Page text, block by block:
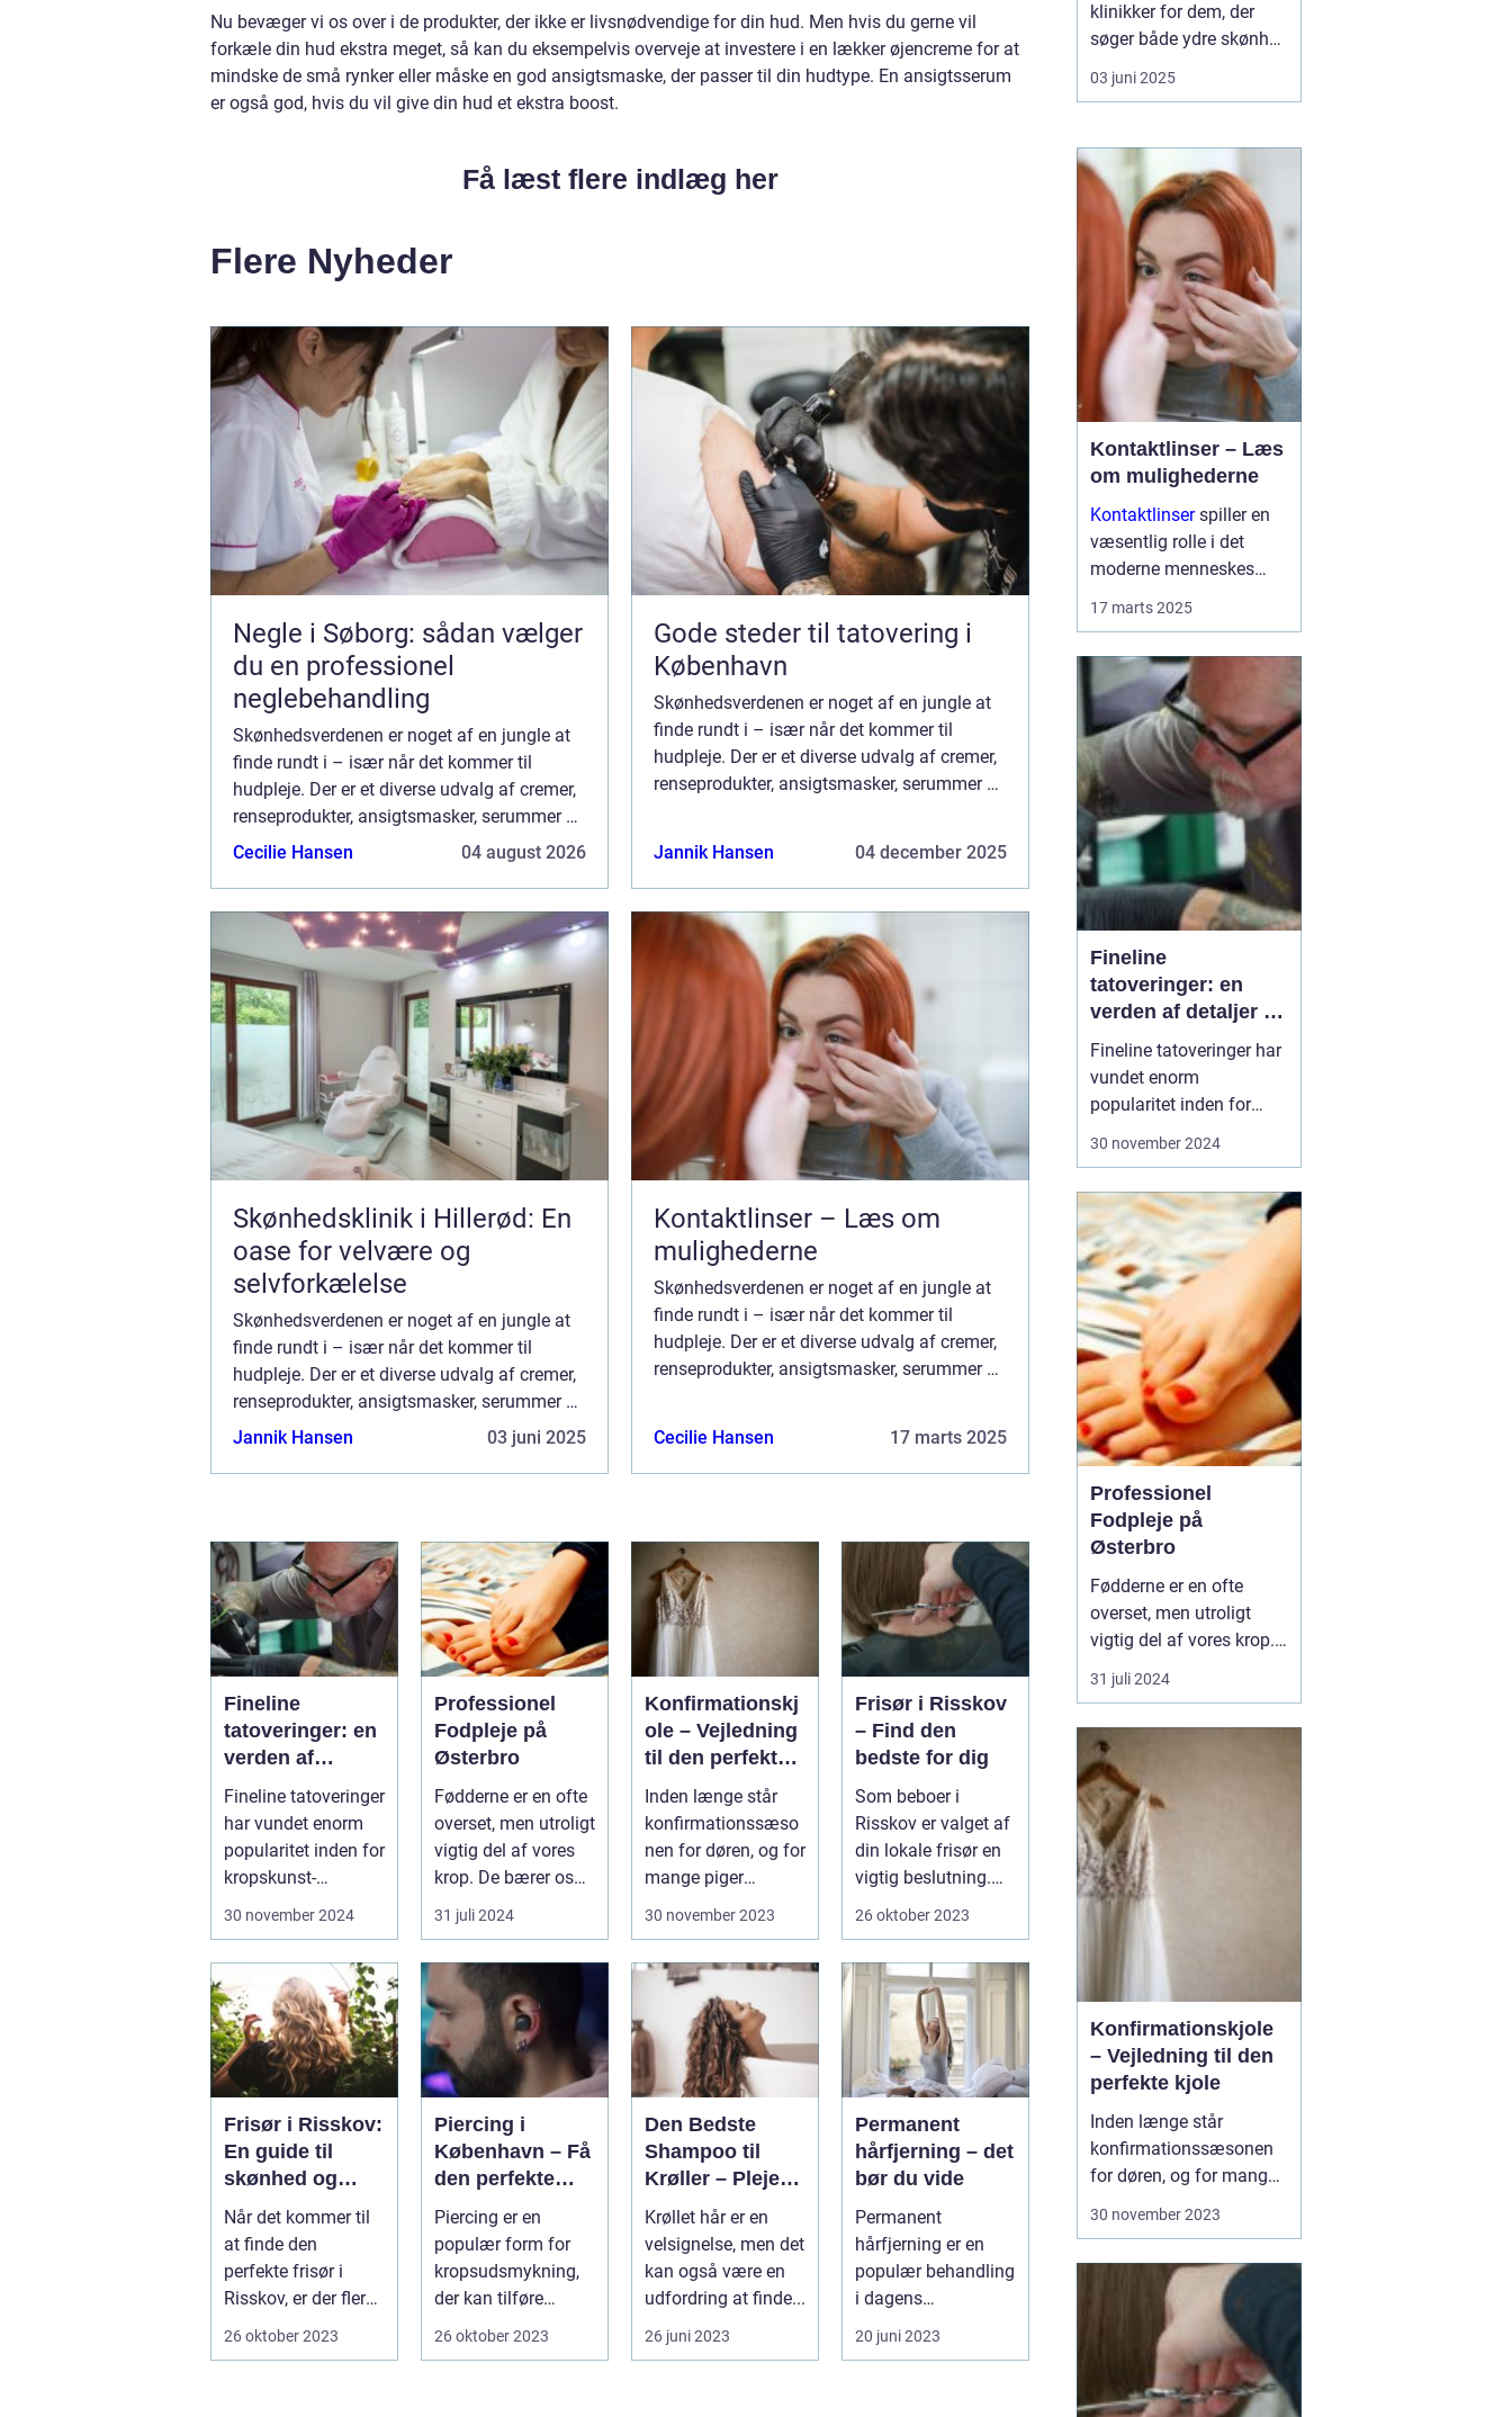
Nu bevæger vi os over i de produkter, der ikke er livsnødvendige for din hud. Men hvis du gerne vil
forkæle din hud ekstra meget, så kan du eksempelvis overveje at investere i en lækker øjencreme for at
mindske de små rynker eller måske en god ansigtsmaske, der passer til din hudtype. En ansigtsserum
er også god, hvis du vil give din hud et ekstra boost.
Få læst flere indlæg her
Flere Nyheder
Negle i Søborg: sådan vælger
du en professionel
neglebehandling
Skønhedsverdenen er noget af en jungle at
finde rundt i – især når det kommer til
hudpleje. Der er et diverse udvalg af cremer,
renseprodukter, ansigtsmasker, serummer og
meget mere. Det store udvalg gør det svær...
Cecilie Hansen 04 august 2026
Gode steder til tatovering i
København
Skønhedsverdenen er noget af en jungle at
finde rundt i – især når det kommer til
hudpleje. Der er et diverse udvalg af cremer,
renseprodukter, ansigtsmasker, serummer og
Jannik Hansen
04 december 2025
Skønhedsklinik i Hillerød: En
oase for velvære og
selvforkælelse
Skønhedsverdenen er noget af en jungle at
finde rundt i – især når det kommer til
hudpleje. Der er et diverse udvalg af cremer,
renseprodukter, ansigtsmasker, serummer og
meget mere. Det store udvalg gør det svær...
Jannik Hansen 03 juni 2025
Kontaktlinser – Læs om
mulighederne
Skønhedsverdenen er noget af en jungle at
finde rundt i – især når det kommer til
hudpleje. Der er et diverse udvalg af cremer,
renseprodukter, ansigtsmasker, serummer og
Cecilie Hansen
17 marts 2025
Fineline
tatoveringer: en
verden af
detaljer og
elegance
Fineline tatoveringer
har vundet enorm
popularitet inden for
kropskunst-
verdenen de seneste
30 november 2024
Professionel
Fodpleje på
Østerbro
Fødderne er en ofte
overset, men utroligt
vigtig del af vores
krop. De bærer os
gennem ...
31 juli 2024
Konfirmationskj
ole – Vejledning
til den perfekte
kjole
Inden længe står
konfirmationssæso
nen for døren, og for
mange piger
betyder...
30 november 2023
Frisør i Risskov
– Find den
bedste for dig
Som beboer i
Risskov er valget af
din lokale frisør en
vigtig beslutning.
Det handler om
26 oktober 2023
Frisør i Risskov:
En guide til
skønhed og
velvære
Når det kommer til
at finde den
perfekte frisør i
Risskov, er der flere
faktorer at ove...
26 oktober 2023
Piercing i
København – Få
den perfekte
kropsudsmykni
Piercing er en
populær form for
kropsudsmykning,
der kan tilføre
personlighed og stil
26 oktober 2023
Den Bedste
Shampoo til
Krøller – Pleje
og Definition til
Dine Smukke
Lokker
Krøllet hår er en
velsignelse, men det
kan også være en
udfordring at finde...
26 juni 2023
Permanent
hårfjerning – det
bør du vide
Permanent
hårfjerning er en
populær behandling
i dagens
skønhedsindustri.
De fles...
20 juni 2023
klinikker for dem, der
søger både ydre skønhed
og indre velvære en unik
skønhedsklinik i Hillerød
03 juni 2025
Kontaktlinser – Læs
om mulighederne
Kontaktlinserspiller en
væsentlig rolle i det
moderne menneskes
for at korrigere synet
uden at skulle bære stel,
er de ...
17 marts 2025
Fineline
tatoveringer: en
verden af detaljer og
elegance
Fineline tatoveringer har
vundet enorm
popularitet inden for
kropskunst-verdenen de
detaljerede design
tilbyder de en elegant og
moderne tilgang til
tatovering. Denne artikel
udforsker, hvad der gø...
30 november 2024
Professionel
Fodpleje på
Østerbro
Fødderne er en ofte
overset, men utroligt
vigtig del af vores krop.
De bærer os gennem
livet, fra de første
barn til de tusindvis af
skridt vi tager hver dag
som voksne. På den
pulserende bydel Øst...
31 juli 2024
Konfirmationskjole
– Vejledning til den
perfekte kjole
Inden længe står
konfirmationssæsonen
for døren, og for mange
piger betyder det en
med så mange
muligheder kan det være
svært at vide, hvor man
30 november 2023